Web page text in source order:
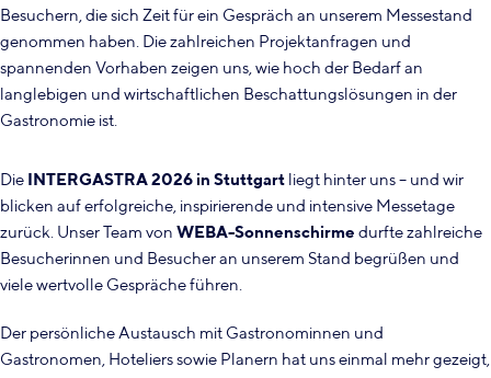
Besuchern, die sich Zeit für ein Gespräch an unserem Messestand
genommen haben. Die zahlreichen Projektanfragen und
spannenden Vorhaben zeigen uns, wie hoch der Bedarf an
langlebigen und wirtschaftlichen Beschattungslösungen in der
Gastronomie ist.
Die INTERGASTRA 2026 in Stuttgart liegt hinter uns – und wir
blicken auf erfolgreiche, inspirierende und intensive Messetage
zurück. Unser Team von WEBA-Sonnenschirme durfte zahlreiche
Besucherinnen und Besucher an unserem Stand begrüßen und
viele wertvolle Gespräche führen.
Der persönliche Austausch mit Gastronominnen und
Gastronomen, Hoteliers sowie Planern hat uns einmal mehr gezeigt,